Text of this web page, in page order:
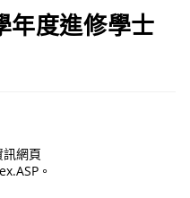
年度進修學士
網頁
。